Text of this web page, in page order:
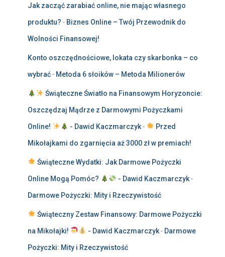
Jak zacząć zarabiać online, nie mając własnego
produktu? - Biznes Online – Twój Przewodnik do
Wolności Finansowej!
Konto oszczędnościowe, lokata czy skarbonka – co
wybrać- Metoda 6 słoików – Metoda Milionerów
Świąteczne Światło na Finansowym Horyzoncie:
Oszczędzaj Mądrze z Darmowymi Pożyczkami
Online! - Dawid Kaczmarczyk- Przed
Mikołajkami do zgarnięcia aż 3000 zł w premiach!
Świąteczne Wydatki: Jak Darmowe Pożyczki
Online Mogą Pomóc? - Dawid Kaczmarczyk-
Darmowe Pożyczki: Mity i Rzeczywistość
Świąteczny Zestaw Finansowy: Darmowe Pożyczki
na Mikołajki! - Dawid Kaczmarczyk- Darmowe
Pożyczki: Mity i Rzeczywistość